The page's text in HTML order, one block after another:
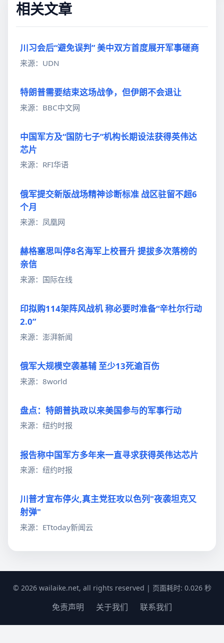
相关文章
川习会后“避免误判” 美中双方首度展开军事磋商
来源：UDN
特朗普需要结束这场战争，但伊朗不会退让
来源：BBC中文网
中国军方及“国防七子”机构长期设法获得英伟达
芯片
来源：RFI华语
俄军提交新版战场精神诊断标准 战区驻留不超6
个月
来源：凤凰网
赫格塞思叫停8名海军上校晋升 提拔多次落榜的
亲信
来源：国际在线
印拟购114架阵风战机 称必要时准备“辛杜尔行动
2.0”
来源：澎湃新闻
俄军大规模空袭基辅 至少13死逾百伤
来源：8world
盘点：特朗普执政以来美国参与的军事行动
来源：纽约时报
报告称中国军方多年来一直寻求获得英伟达芯片
来源：纽约时报
川普才宣布停火,真主党狂攻以色列"夜袭坦克又
射弹"
来源：ETtoday新闻云
© 2026 wailaike.net, all rights reserved | 页面耗时: 0.026 秒
免责声明 关于我们 联系我们